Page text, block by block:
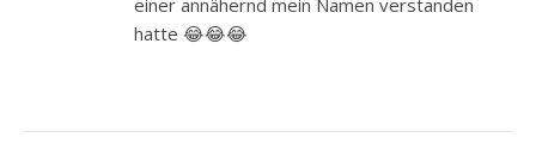
hatte 😂😂😂